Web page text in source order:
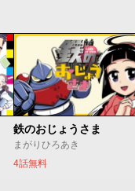
鉄のおじょうさま
まがりひろあき
4話無料